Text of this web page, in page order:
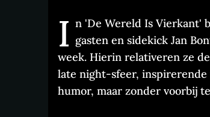
I n 'De Wereld Is Vierkant'
gasten en sidekick Jan
week. Hierin relativeren ze
late night-sfeer,
humor, maar zonder voorbij